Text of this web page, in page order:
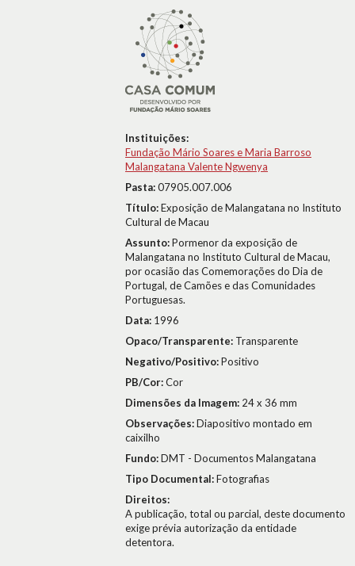
Instituições:
Fundação Mário Soares e Maria Barroso
Malangatana Valente Ngwenya
Pasta:07905.007.006
Título:Exposição de Malangatana no Instituto
Cultural de Macau
Assunto:Pormenor da exposição de
Malangatana no Instituto Cultural de Macau,
por ocasião das Comemorações do Dia de
Portugal, de Camões e das Comunidades
Portuguesas.
Data: 1996
Opaco/Transparente: Transparente
Negativo/Positivo:Positivo
PB/Cor:Cor
Dimensões da Imagem: 24 x 36 mm
Observações:Diapositivo montado em
caixilho
Fundo:DMT - Documentos Malangatana
Tipo Documental:Fotografias
Direitos:
A publicação, total ou parcial, deste documento
exige prévia autorização da entidade
detentora.